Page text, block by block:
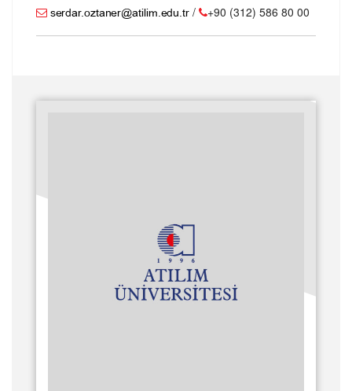
/ +90 (312) 586 80 00